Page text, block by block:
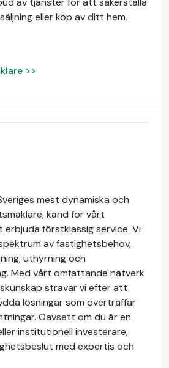
eller köp av ditt hem.
>>
mest dynamiska och
känd för vårt
förstklassig service. Vi
av fastighetsbehov,
uthyrning och
Med vårt omfattande nätverk
strävar vi efter att
lösningar som överträffar
Oavsett om du är en
institutionell investerare,
med expertis och